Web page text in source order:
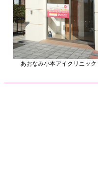
あおなみ小本アイクリニッ